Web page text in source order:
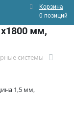
Корзина
0 позиций
мм,
системы
1,5 мм,